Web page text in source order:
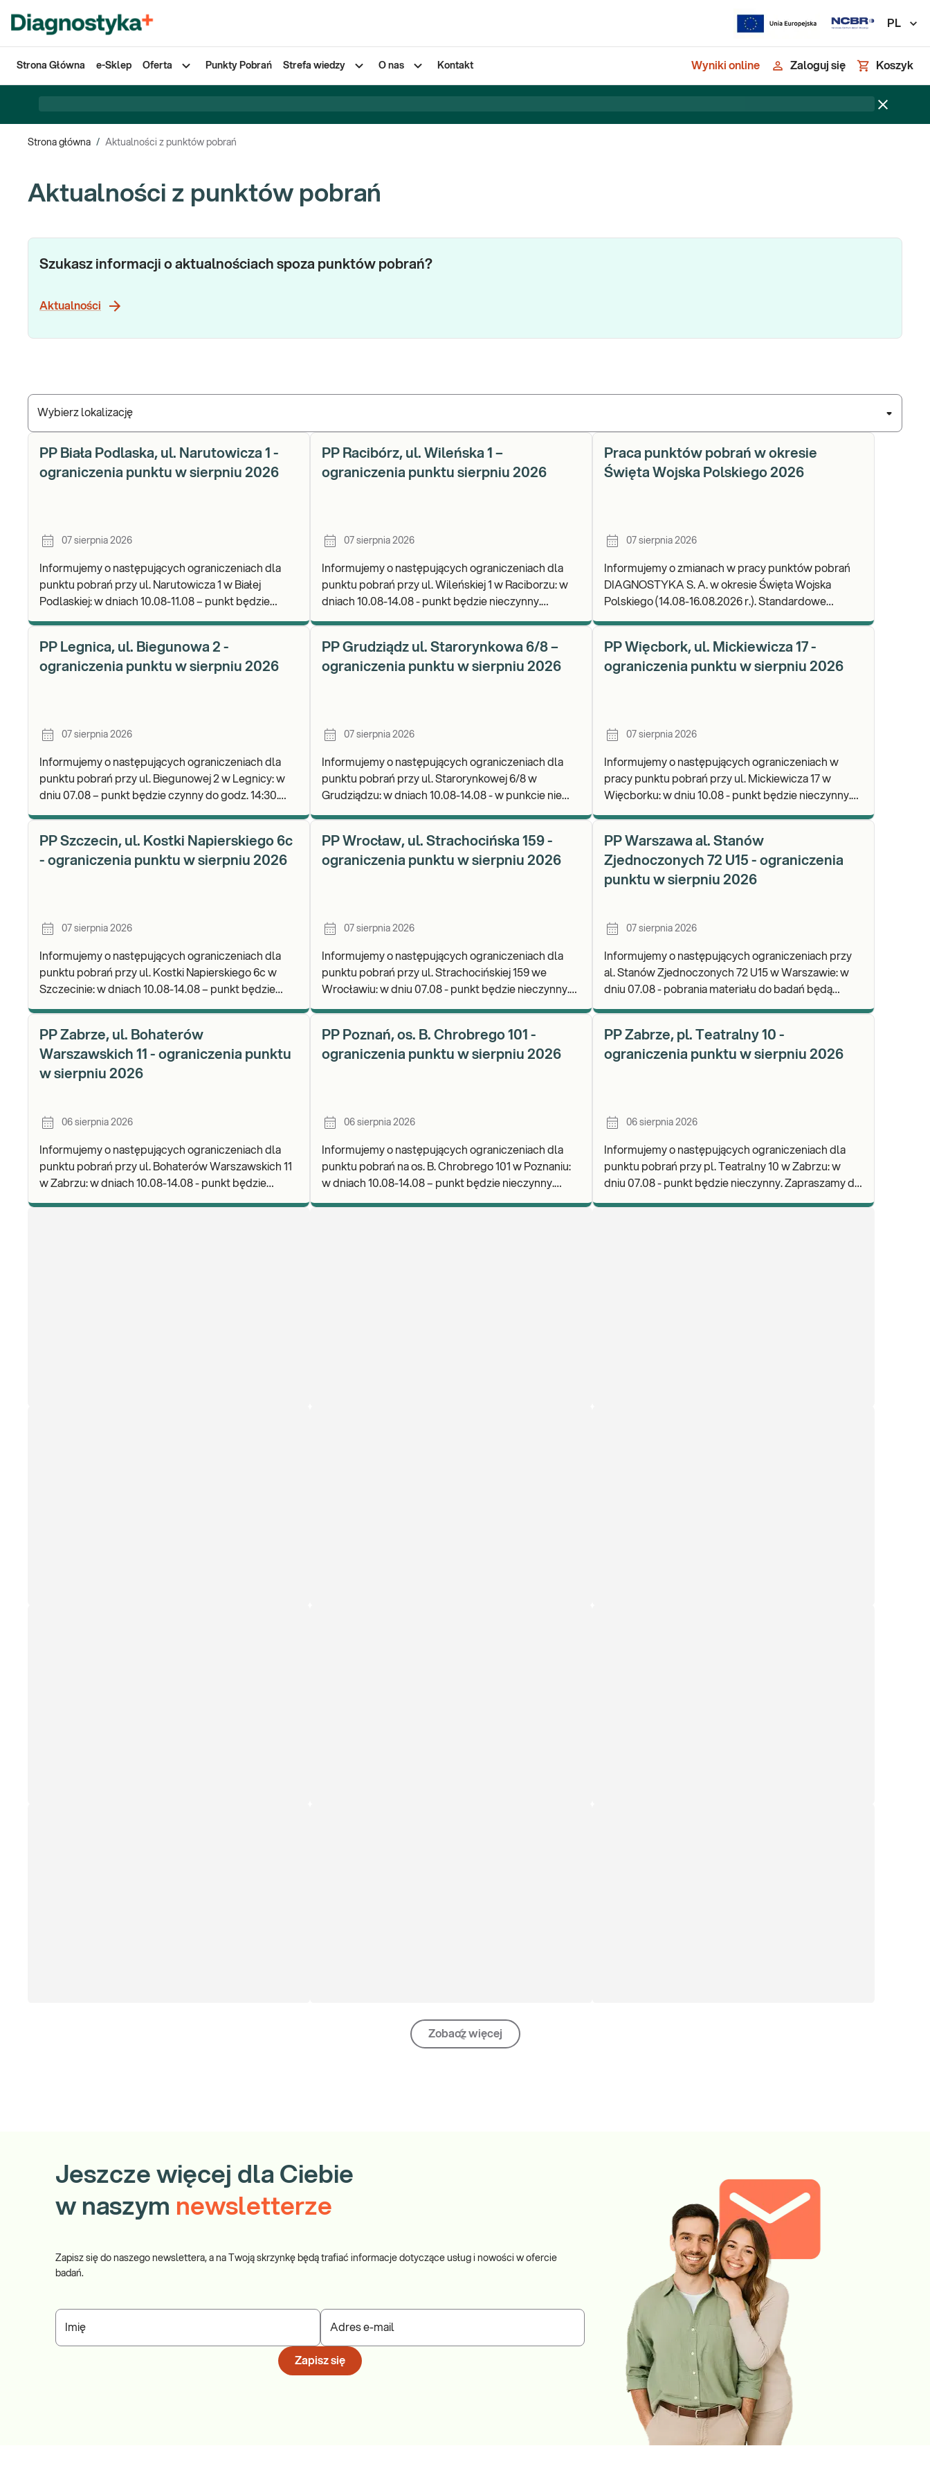
PL
Strona Główna e-Sklep Oferta Punkty Pobrań Strefa wiedzy O nas Kontakt Wyniki online Zaloguj się Koszyk
Strona główna / Aktualności z punktów pobrań
Aktualności z punktów pobrań
Wybierz lokalizację
Szukasz informacji o aktualnościach spoza punktów pobrań?
Aktualności
PP Biała Podlaska, ul. Narutowicza 1 -
ograniczenia punktu w sierpniu 2026
07 sierpnia 2026
Informujemy o następujących ograniczeniach dla
punktu pobrań przy ul. Narutowicza 1 w Białej
Podlaskiej: w dniach 10.08-11.08 – punkt będzie
PP Racibórz, ul. Wileńska 1 –
ograniczenia punktu sierpniu 2026
07 sierpnia 2026
Informujemy o następujących ograniczeniach dla
punktu pobrań przy ul. Wileńskiej 1 w Raciborzu: w
dniach 10.08-14.08 - punkt będzie nieczynny.
Praca punktów pobrań w okresie
Święta Wojska Polskiego 2026
07 sierpnia 2026
Informujemy o zmianach w pracy punktów pobrań
DIAGNOSTYKA S. A. w okresie Święta Wojska
Polskiego (14.08-16.08.2026 r.). Standardowe
PP Legnica, ul. Biegunowa 2 -
ograniczenia punktu w sierpniu 2026
07 sierpnia 2026
Informujemy o następujących ograniczeniach dla
punktu pobrań przy ul. Biegunowej 2 w Legnicy: w
dniu 07.08 – punkt będzie czynny do godz. 14:30.
PP Grudziądz ul. Starorynkowa 6/8 –
ograniczenia punktu w sierpniu 2026
07 sierpnia 2026
Informujemy o następujących ograniczeniach dla
punktu pobrań przy ul. Starorynkowej 6/8 w
Grudziądzu: w dniach 10.08-14.08 - w punkcie nie
PP Więcbork, ul. Mickiewicza 17 -
ograniczenia punktu w sierpniu 2026
07 sierpnia 2026
Informujemy o następujących ograniczeniach w
pracy punktu pobrań przy ul. Mickiewicza 17 w
Więcborku: w dniu 10.08 - punkt będzie nieczynny.
PP Szczecin, ul. Kostki Napierskiego 6c
- ograniczenia punktu w sierpniu 2026
07 sierpnia 2026
Informujemy o następujących ograniczeniach dla
punktu pobrań przy ul. Kostki Napierskiego 6c w
Szczecinie: w dniach 10.08-14.08 – punkt będzie
PP Wrocław, ul. Strachocińska 159 -
ograniczenia punktu w sierpniu 2026
07 sierpnia 2026
Informujemy o następujących ograniczeniach dla
punktu pobrań przy ul. Strachocińskiej 159 we
Wrocławiu: w dniu 07.08 - punkt będzie nieczynny.
PP Warszawa al. Stanów
Zjednoczonych 72 U15 - ograniczenia
punktu w sierpniu 2026
07 sierpnia 2026
Informujemy o następujących ograniczeniach przy
al. Stanów Zjednoczonych 72 U15 w Warszawie: w
dniu 07.08 - pobrania materiału do badań będą
PP Zabrze, ul. Bohaterów
Warszawskich 11 - ograniczenia punktu
w sierpniu 2026
06 sierpnia 2026
Informujemy o następujących ograniczeniach dla
punktu pobrań przy ul. Bohaterów Warszawskich 11
w Zabrzu: w dniach 10.08-14.08 - punkt będzie
PP Poznań, os. B. Chrobrego 101 -
ograniczenia punktu w sierpniu 2026
06 sierpnia 2026
Informujemy o następujących ograniczeniach dla
punktu pobrań na os. B. Chrobrego 101 w Poznaniu:
w dniach 10.08-14.08 – punkt będzie nieczynny.
PP Zabrze, pl. Teatralny 10 -
ograniczenia punktu w sierpniu 2026
06 sierpnia 2026
Informujemy o następujących ograniczeniach dla
punktu pobrań przy pl. Teatralny 10 w Zabrzu: w
dniu 07.08 - punkt będzie nieczynny. Zapraszamy do
Zobacz więcej
Jeszcze więcej dla Ciebie
w naszym newsletterze
Zapisz się do naszego newslettera, a na Twoją skrzynkę będą trafiać informacje dotyczące usług i nowości w ofercie
badań.
Imię Adres e-mail
Zapisz się